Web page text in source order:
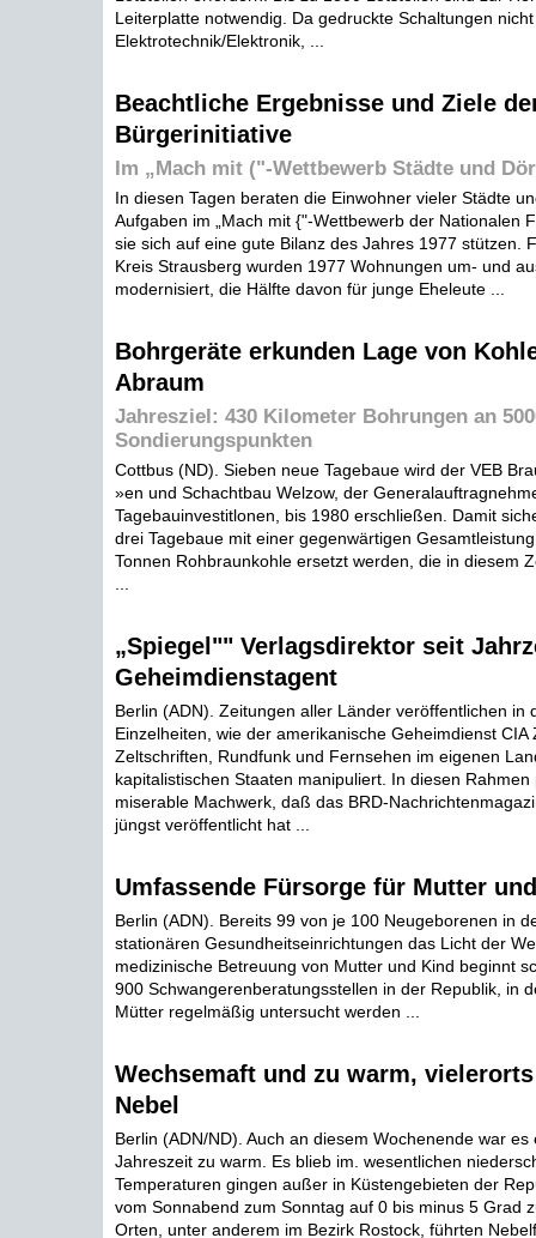
Leiterplatte notwendig. Da gedruckte Schaltungen
Elektrotechnik/Elektronik, ...
Beachtliche Ergebnisse und Ziele
Bürgerinitiative
Im „Mach mit ("-Wettbewerb Städte und
In diesen Tagen beraten die Einwohner vieler Städte
Aufgaben im „Mach mit {"-Wettbewerb der Nationalen
sie sich auf eine gute Bilanz des Jahres 1977 stützen.
Kreis Strausberg wurden 1977 Wohnungen um- und
modernisiert, die Hälfte davon für junge Eheleute ...
Bohrgeräte erkunden Lage von
Abraum
Jahresziel: 430 Kilometer Bohrungen an
Sondierungspunkten
Cottbus (ND). Sieben neue Tagebaue wird der VEB
»en und Schachtbau Welzow, der
Tagebauinvestitlonen, bis 1980 erschließen. Damit
drei Tagebaue mit einer gegenwärtigen
Tonnen Rohbraunkohle ersetzt werden, die in diesem
„Spiegel"" Verlagsdirektor seit
Geheimdienstagent
Berlin (ADN). Zeitungen aller Länder veröffentlichen in
Einzelheiten, wie der amerikanische Geheimdienst CIA
Zeltschriften, Rundfunk und Fernsehen im eigenen
kapitalistischen Staaten manipuliert. In diesen
miserable Machwerk, daß das BRD-
jüngst veröffentlicht hat ...
Umfassende Fürsorge für Mutter
Berlin (ADN). Bereits 99 von je 100 Neugeborenen in
stationären Gesundheitseinrichtungen das Licht der
medizinische Betreuung von Mutter und Kind beginnt
900 Schwangerenberatungsstellen in der Republik, in
Mütter regelmäßig untersucht werden ...
Wechsemaft und zu warm,
Nebel
Berlin (ADN/ND). Auch an diesem Wochenende war es
Jahreszeit zu warm. Es blieb im. wesentlichen
Temperaturen gingen außer in Küstengebieten der
vom Sonnabend zum Sonntag auf 0 bis minus 5 Grad
Orten, unter anderem im Bezirk Rostock, führten